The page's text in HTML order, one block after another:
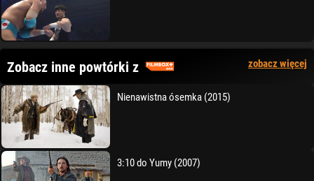
Zobacz inne powtórki z zobacz więcej
Nienawistna ósemka (2015)
3:10 do Yumy (2007)